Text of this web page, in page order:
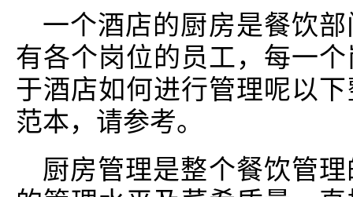
一个酒店的厨房是餐饮
有各个岗位的员工，每一
于酒店如何进行管理呢以
范本，请参考。
厨房管理是整个餐饮管